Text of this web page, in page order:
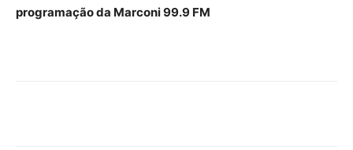
programação da Marconi 99.9 FM